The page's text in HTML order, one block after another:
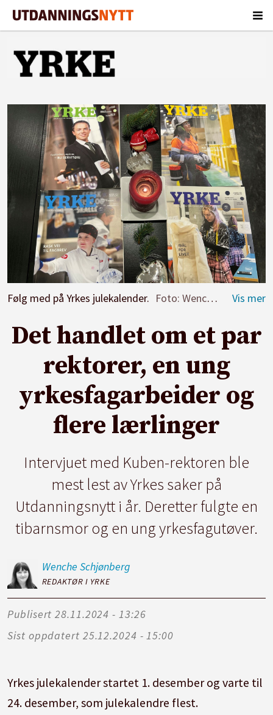
Følg med på Yrkes julekalender. Foto: Wenche Schjønberg
Det handlet om et par
rektorer, en ung
yrkesfagarbeider og
flere lærlinger
Intervjuet med Kuben-rektoren ble
mest lest av Yrkes saker på
Utdanningsnytt i år. Deretter fulgte en
tibarnsmor og en ung yrkesfagutøver.
Wenche Schjønberg
REDAKTØR I YRKE
Publisert
28.11.2024 - 13:26
Sist oppdatert
25.12.2024 - 15:00
Yrkes julekalender startet 1. desember og varte til
24. desember, som julekalendre flest.